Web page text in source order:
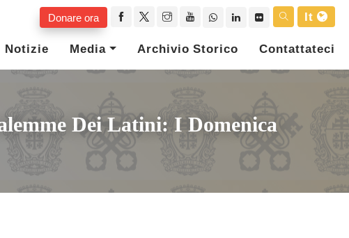
Donare ora
It
Notizie Media Archivio Storico Contattateci
Dei Latini: I Domenica